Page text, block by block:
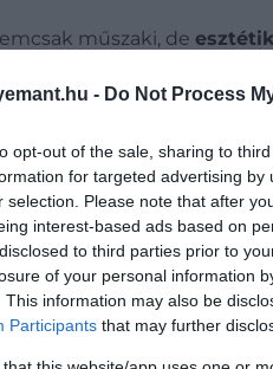
- Do Not Process
opt-out of the sale, sharing to
for targeted advertising
selection. Please note that after
interest-based ads based on
to third parties prior to
of your personal information
This information may also be
Participants that may further
műszaki, de
Hátul a HEV felirat utal
jellemzik.
elektromos autója
1,5 literes, 116 lóerős
kellett nyújtani, de a